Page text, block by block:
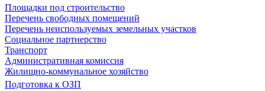
Площадки под строительство
Перечень свободных помещений
Перечень неиспользуемых земельных участков
Социальное партнерство
Транспорт
Административная комиссия
Жилищно-коммунальное хозяйство
Подготовка к ОЗП